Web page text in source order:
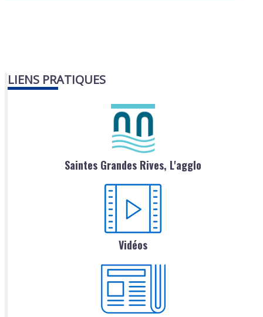
LIENS PRATIQUES
Saintes Grandes Rives, L'agglo
Vidéos